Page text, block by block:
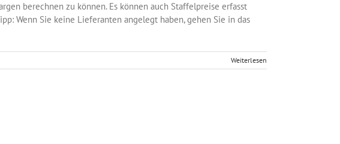
berechnen zu können. Es können auch Staffelpreise erfasst
Wenn Sie keine Lieferanten angelegt haben, gehen Sie in das
Weiterlesen